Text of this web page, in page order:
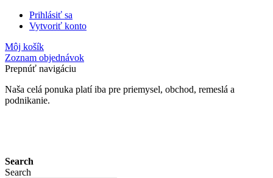
Prihlásiť sa
Vytvoriť konto
Môj košík
Zoznam objednávok
Prepnúť navigáciu
Naša celá ponuka platí iba pre priemysel, obchod, remeslá a
podnikanie.
Search
Search